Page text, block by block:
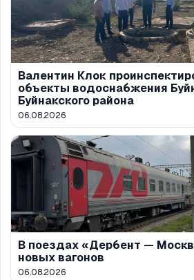
Валентин Клок
объекты водоснабжения
Буйнакского района
06.08.2026
В поездах «Дербент —
новых вагонов
06.08.2026